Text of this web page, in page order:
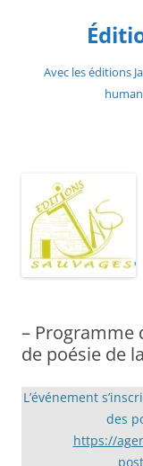
Avec les éditions
– Programme
de poésie de
L’événement
des
https://